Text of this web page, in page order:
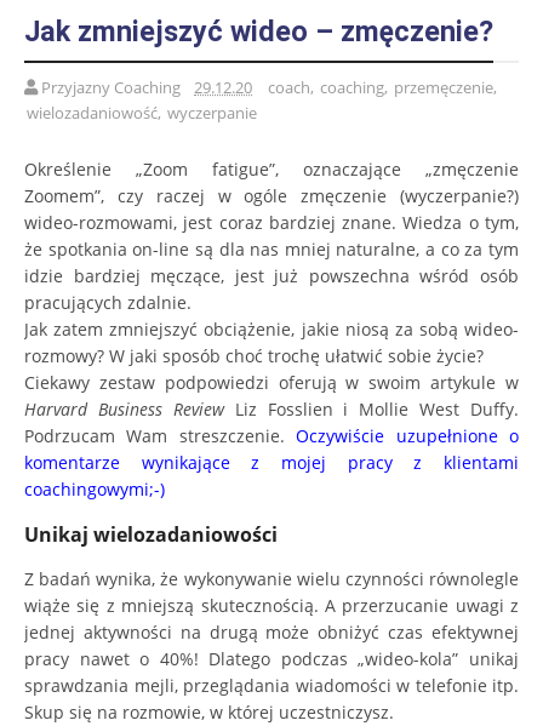
Jak zmniejszyć wideo – zmęczenie?
Przyjazny Coaching 29.12.20 coach, coaching, przemęczenie,
wielozadaniowość, wyczerpanie
Określenie „Zoom fatigue”, oznaczające „zmęczenie
Zoomem”, czy raczej w ogóle zmęczenie (wyczerpanie?)
wideo-rozmowami, jest coraz bardziej znane. Wiedza o tym,
że spotkania on-line są dla nas mniej naturalne, a co za tym
idzie bardziej męczące, jest już powszechna wśród osób
pracujących zdalnie.
Jak zatem zmniejszyć obciążenie, jakie niosą za sobą wideo-
rozmowy? W jaki sposób choć trochę ułatwić sobie życie?
Ciekawy zestaw podpowiedzi oferują w swoim artykule w
Harvard Business ReviewLiz Fosslien i Mollie West Duffy.
Podrzucam Wam streszczenie.Oczywiście uzupełnione o
komentarze wynikające z mojej pracy z klientami
coachingowymi;-)
Unikaj wielozadaniowości
Z badań wynika, że wykonywanie wielu czynności równolegle
wiąże się z mniejszą skutecznością. A przerzucanie uwagi z
jednej aktywności na drugą może obniżyć czas efektywnej
pracy nawet o 40%! Dlatego podczas „wideo-kola” unikaj
sprawdzania mejli, przeglądania wiadomości w telefonie itp.
Skup się na rozmowie, w której uczestniczysz.